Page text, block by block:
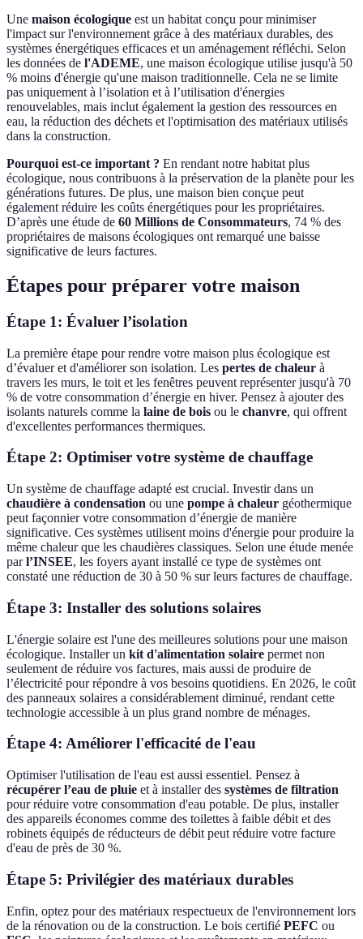
Une maison écologique est un habitat conçu pour minimiser
l'impact sur l'environnement grâce à des matériaux durables, des
systèmes énergétiques efficaces et un aménagement réfléchi. Selon
les données de l'ADEME, une maison écologique utilise jusqu'à 50
% moins d'énergie qu'une maison traditionnelle. Cela ne se limite
pas uniquement à l’isolation et à l’utilisation d'énergies
renouvelables, mais inclut également la gestion des ressources en
eau, la réduction des déchets et l'optimisation des matériaux utilisés
dans la construction.
Pourquoi est-ce important ? En rendant notre habitat plus
écologique, nous contribuons à la préservation de la planète pour les
générations futures. De plus, une maison bien conçue peut
également réduire les coûts énergétiques pour les propriétaires.
D’après une étude de 60 Millions de Consommateurs, 74 % des
propriétaires de maisons écologiques ont remarqué une baisse
significative de leurs factures.
Étapes pour préparer votre maison
Étape 1: Évaluer l’isolation
La première étape pour rendre votre maison plus écologique est
d’évaluer et d'améliorer son isolation. Les pertes de chaleur à
travers les murs, le toit et les fenêtres peuvent représenter jusqu'à 70
% de votre consommation d’énergie en hiver. Pensez à ajouter des
isolants naturels comme la laine de bois ou le chanvre, qui offrent
d'excellentes performances thermiques.
Étape 2: Optimiser votre système de chauffage
Un système de chauffage adapté est crucial. Investir dans un
chaudière à condensation ou une pompe à chaleur géothermique
peut façonnier votre consommation d’énergie de manière
significative. Ces systèmes utilisent moins d'énergie pour produire la
même chaleur que les chaudières classiques. Selon une étude menée
parl’INSEE, les foyers ayant installé ce type de systèmes ont
constaté une réduction de 30 à 50 % sur leurs factures de chauffage.
Étape 3: Installer des solutions solaires
L'énergie solaire est l'une des meilleures solutions pour une maison
écologique. Installer un kit d'alimentation solaire permet non
seulement de réduire vos factures, mais aussi de produire de
l’électricité pour répondre à vos besoins quotidiens. En 2026, le coût
des panneaux solaires a considérablement diminué, rendant cette
technologie accessible à un plus grand nombre de ménages.
Étape 4: Améliorer l'efficacité de l'eau
Optimiser l'utilisation de l'eau est aussi essentiel. Pensez à
récupérer l’eau de pluie et à installer des systèmes de filtration
pour réduire votre consommation d'eau potable. De plus, installer
des appareils économes comme des toilettes à faible débit et des
robinets équipés de réducteurs de débit peut réduire votre facture
d'eau de près de 30 %.
Étape 5: Privilégier des matériaux durables
Enfin, optez pour des matériaux respectueux de l'environnement lors
de la rénovation ou de la construction. Le bois certifié PEFC ou